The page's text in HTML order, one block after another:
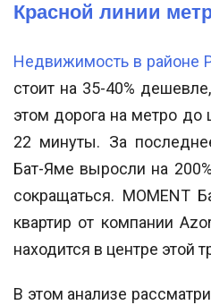
Красной линии
Недвижимость в районе
стоит на 35-40%
этом дорога на метро до
22 минуты. За
Бат-Яме выросли на
сокращаться. MOMENT
квартир от компании
находится в центре этой
В этом анализе